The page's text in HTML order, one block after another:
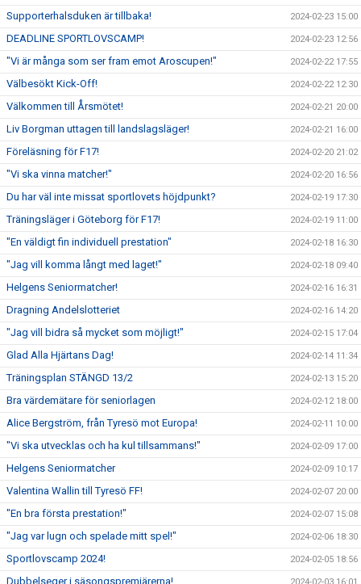
Supporterhalsduken är tillbaka! 2024-02-23 15:00
DEADLINE SPORTLOVSCAMP! 2024-02-23 12:56
"Vi är många som ser fram emot Aroscupen!" 2024-02-22 17:55
Välbesökt Kick-Off! 2024-02-22 12:30
Välkommen till Årsmötet! 2024-02-21 20:00
Liv Borgman uttagen till landslagsläger! 2024-02-21 16:00
Föreläsning för F17! 2024-02-20 21:02
"Vi ska vinna matcher!" 2024-02-20 16:56
Du har väl inte missat sportlovets höjdpunkt? 2024-02-19 17:30
Träningsläger i Göteborg för F17! 2024-02-19 11:00
"En väldigt fin individuell prestation" 2024-02-18 16:30
"Jag vill komma långt med laget!" 2024-02-18 09:40
Helgens Seniormatcher! 2024-02-16 16:31
Dragning Andelslotteriet 2024-02-16 14:20
"Jag vill bidra så mycket som möjligt!" 2024-02-15 17:04
Glad Alla Hjärtans Dag! 2024-02-14 11:34
Träningsplan STÄNGD 13/2 2024-02-13 15:20
Bra värdemätare för seniorlagen 2024-02-12 18:00
Alice Bergström, från Tyresö mot Europa! 2024-02-11 10:00
"Vi ska utvecklas och ha kul tillsammans!" 2024-02-09 17:00
Helgens Seniormatcher 2024-02-09 10:17
Valentina Wallin till Tyresö FF! 2024-02-07 20:00
"En bra första prestation!" 2024-02-07 15:08
"Jag var lugn och spelade mitt spel!" 2024-02-06 18:30
Sportlovscamp 2024! 2024-02-05 18:56
Dubbelseger i säsongspremiärerna!